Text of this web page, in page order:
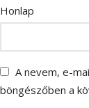
Honlap
A nevem, e-
böngészőben a